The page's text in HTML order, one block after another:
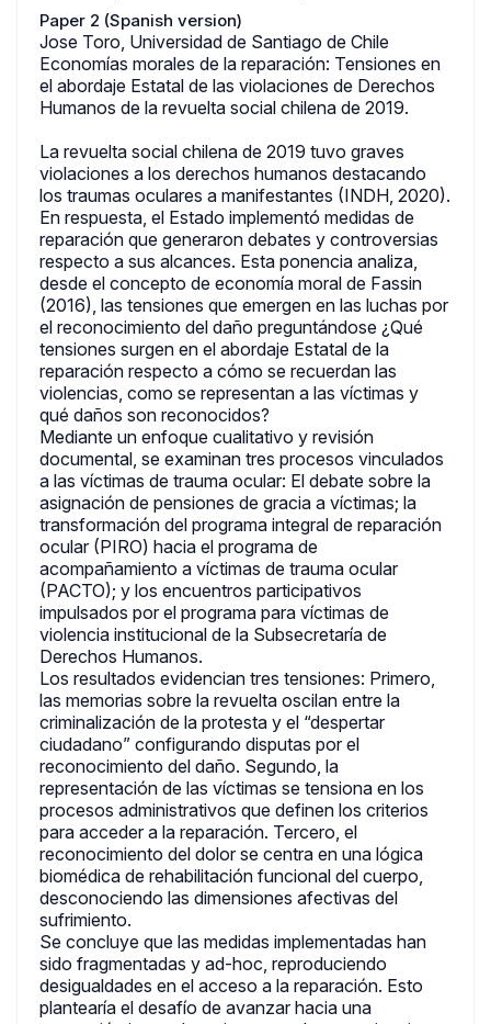
Paper 2 (Spanish version)
Jose Toro, Universidad de Santiago de Chile
Economías morales de la reparación: Tensiones en
el abordaje Estatal de las violaciones de Derechos
Humanos de la revuelta social chilena de 2019.
La revuelta social chilena de 2019 tuvo graves
violaciones a los derechos humanos destacando
los traumas oculares a manifestantes (INDH, 2020).
En respuesta, el Estado implementó medidas de
reparación que generaron debates y controversias
respecto a sus alcances. Esta ponencia analiza,
desde el concepto de economía moral de Fassin
(2016), las tensiones que emergen en las luchas por
el reconocimiento del daño preguntándose ¿Qué
tensiones surgen en el abordaje Estatal de la
reparación respecto a cómo se recuerdan las
violencias, como se representan a las víctimas y
qué daños son reconocidos?
Mediante un enfoque cualitativo y revisión
documental, se examinan tres procesos vinculados
a las víctimas de trauma ocular: El debate sobre la
asignación de pensiones de gracia a víctimas; la
transformación del programa integral de reparación
ocular (PIRO) hacia el programa de
acompañamiento a víctimas de trauma ocular
(PACTO); y los encuentros participativos
impulsados por el programa para víctimas de
violencia institucional de la Subsecretaría de
Derechos Humanos.
Los resultados evidencian tres tensiones: Primero,
las memorias sobre la revuelta oscilan entre la
criminalización de la protesta y el “despertar
ciudadano” configurando disputas por el
reconocimiento del daño. Segundo, la
representación de las víctimas se tensiona en los
procesos administrativos que definen los criterios
para acceder a la reparación. Tercero, el
reconocimiento del dolor se centra en una lógica
biomédica de rehabilitación funcional del cuerpo,
desconociendo las dimensiones afectivas del
sufrimiento.
Se concluye que las medidas implementadas han
sido fragmentadas y ad-hoc, reproduciendo
desigualdades en el acceso a la reparación. Esto
plantearía el desafío de avanzar hacia una